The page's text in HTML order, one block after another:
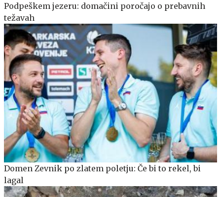
Podpeškem jezeru: domačini poročajo o prebavnih
težavah
Domen Zevnik po zlatem poletju: Če bi to rekel, bi
lagal